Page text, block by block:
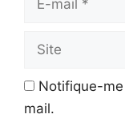
mail
Notifique-
mail.